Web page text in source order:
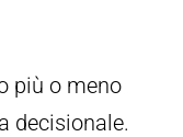
più o meno
decisionale.